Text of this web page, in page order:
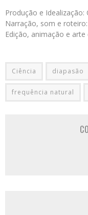
Produção e Idealização:
Narração, som e
Edição, animação e
Ciência diapasão
frequência natural